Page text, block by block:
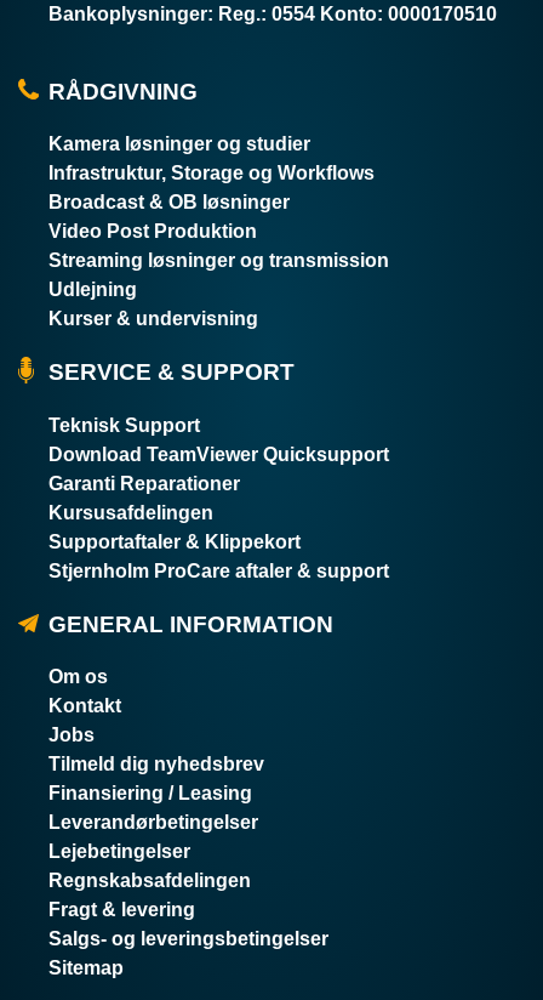
Bankoplysninger: Reg.: 0554 Konto: 0000170510
RÅDGIVNING
Kamera løsninger og studier
Infrastruktur, Storage og Workflows
Broadcast & OB løsninger
Video Post Produktion
Streaming løsninger og transmission
Udlejning
Kurser & undervisning
SERVICE & SUPPORT
Teknisk Support
Download TeamViewer Quicksupport
Garanti Reparationer
Kursusafdelingen
Supportaftaler & Klippekort
Stjernholm ProCare aftaler & support
GENERAL INFORMATION
Om os
Kontakt
Jobs
Tilmeld dig nyhedsbrev
Finansiering / Leasing
Leverandørbetingelser
Lejebetingelser
Regnskabsafdelingen
Fragt & levering
Salgs- og leveringsbetingelser
Sitemap